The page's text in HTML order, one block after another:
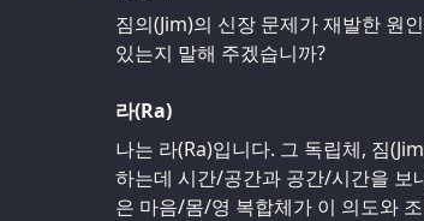
짐의(Jim)의 신장 문제가 재발한 원
있는지 말해 주겠습니까?
라(Ra)
나는 라(Ra)입니다. 그 독립체, 짐
하는데 시간/공간과 공간/시간을 보
은 마음/몸/영 복합체가 이 의도와